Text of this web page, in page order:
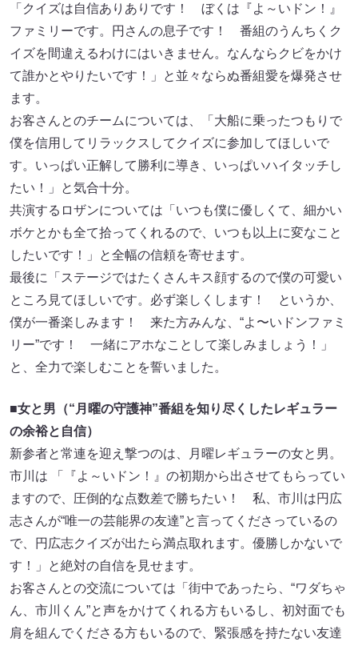
「クイズは自信ありありです！ ぼくは『よ～いドン！』
ファミリーです。円さんの息子です！ 番組のうんちくク
イズを間違えるわけにはいきません。なんならクビをかけ
て誰かとやりたいです！」と並々ならぬ番組愛を爆発させ
ます。
お客さんとのチームについては、「大船に乗ったつもりで
僕を信用してリラックスしてクイズに参加してほしいで
す。いっぱい正解して勝利に導き、いっぱいハイタッチし
たい！」と気合十分。
共演するロザンについては「いつも僕に優しくて、細かい
ボケとかも全て拾ってくれるので、いつも以上に変なこと
したいです！」と全幅の信頼を寄せます。
最後に「ステージではたくさんキス顔するので僕の可愛い
ところ見てほしいです。必ず楽しくします！ というか、
僕が一番楽しみます！ 来た方みんな、“よ〜いドンファミ
リー”です！ 一緒にアホなことして楽しみましょう！」
と、全力で楽しむことを誓いました。
■女と男（“月曜の守護神”番組を知り尽くしたレギュラー
の余裕と自信）
新参者と常連を迎え撃つのは、月曜レギュラーの女と男。
市川は 「『よ～いドン！』の初期から出させてもらってい
ますので、圧倒的な点数差で勝ちたい！ 私、市川は円広
志さんが“唯一の芸能界の友達”と言ってくださっているの
で、円広志クイズが出たら満点取れます。優勝しかないで
す！」と絶対の自信を見せます。
お客さんとの交流については「街中であったら、“ワダちゃ
ん、市川くん”と声をかけてくれる方もいるし、初対面でも
肩を組んでくださる方もいるので、緊張感を持たない友達